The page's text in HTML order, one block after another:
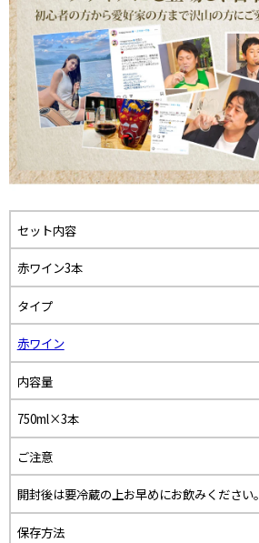
セット内容
赤ワイン3本
タイプ
赤ワイン
内容量
750ml×3本
ご注意
開封後は要冷蔵の上お早めにお飲みください。
保存方法